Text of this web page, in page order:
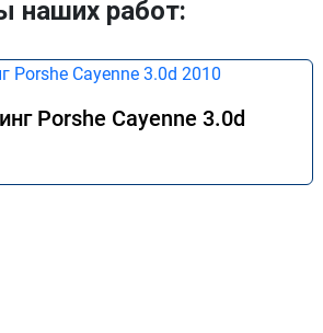
наших работ:
Porshe Cayenne 3.0d